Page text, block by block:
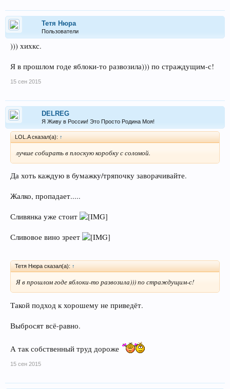
Тетя Нюра
Пользователи
))) хихкс.
Я в прошлом годе яблоки-то развозила))) по страждущим-с!
15 сен 2015
DELREG
Я Живу в России! Это Просто Родина Моя!
LOL.A сказал(а): ↑
лучше собирать в плоскую коробку с соломой.
Да хоть каждую в бумажку/тряпочку заворачивайте.
Жалко, пропадает.....
Сливянка уже стоит
Сливовое вино зреет
Тетя Нюра сказал(а): ↑
Я в прошлом годе яблоки-то развозила))) по страждущим-с!
Такой подход к хорошему не приведёт.
Выбросят всё-равно.
А так собственный труд дороже
15 сен 2015